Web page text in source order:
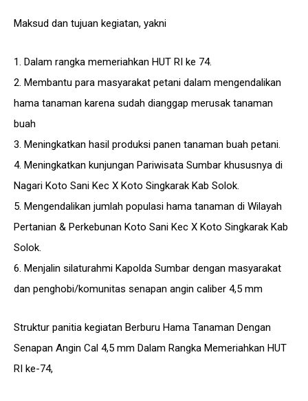
Maksud dan tujuan kegiatan, yakni
1. Dalam rangka memeriahkan HUT RI ke 74.
2. Membantu para masyarakat petani dalam mengendalikan
hama tanaman karena sudah dianggap merusak tanaman
buah
3. Meningkatkan hasil produksi panen tanaman buah petani.
4. Meningkatkan kunjungan Pariwisata Sumbar khususnya di
Nagari Koto Sani Kec X Koto Singkarak Kab Solok.
5. Mengendalikan jumlah populasi hama tanaman di Wilayah
Pertanian & Perkebunan Koto Sani Kec X Koto Singkarak Kab
Solok.
6. Menjalin silaturahmi Kapolda Sumbar dengan masyarakat
dan penghobi/komunitas senapan angin caliber 4,5 mm
Struktur panitia kegiatan Berburu Hama Tanaman Dengan
Senapan Angin Cal 4,5 mm Dalam Rangka Memeriahkan HUT
RI ke-74,